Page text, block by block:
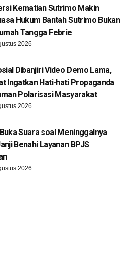
Kematian Sutrimo Makin
Hukum Bantah Sutrimo Bukan
Tangga Febrie
2026
Dibanjiri Video Demo Lama,
Ingatkan Hati-hati Propaganda
Polarisasi Masyarakat
2026
Suara soal Meninggalnya
Benahi Layanan BPJS
2026